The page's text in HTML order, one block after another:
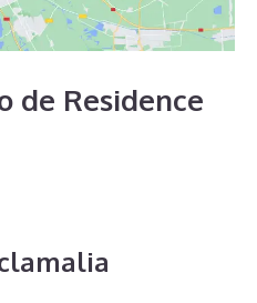
de Residence